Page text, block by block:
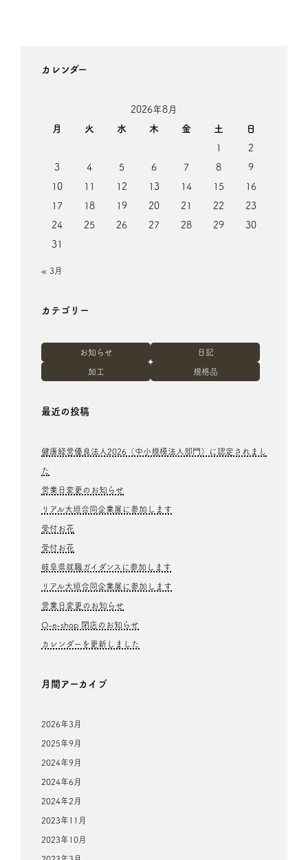
カレンダー
2026年8月
月
火 水 木 金 土
日
1
2
3
4 5 6 7 8
9
10
11 12 13 14 15
16
17
18 19 20 21 22
23
24
25 26 27 28 29
30
31
« 3月
カテゴリー
お知らせ 日記
加工 規格品
最近の投稿
健康経営優良法人2026（中小規模法人部門）に認定されまし
た
営業日変更のお知らせ
リアル大垣合同企業展に参加します
受付お花
受付お花
岐阜県就職ガイダンスに参加します
リアル大垣合同企業展に参加します
営業日変更のお知らせ
O-e-shop 閉店のお知らせ
カレンダーを更新しました
月間アーカイブ
2026年3月
2025年9月
2024年9月
2024年6月
2024年2月
2023年11月
2023年10月